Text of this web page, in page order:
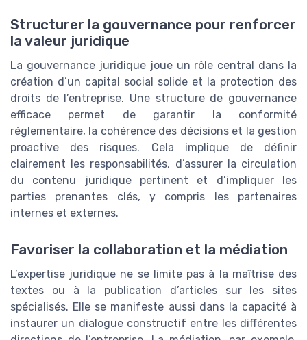
Structurer la gouvernance pour renforcer
la valeur juridique
La gouvernance juridique joue un rôle central dans la
création d’un capital social solide et la protection des
droits de l’entreprise. Une structure de gouvernance
efficace permet de garantir la conformité
réglementaire, la cohérence des décisions et la gestion
proactive des risques. Cela implique de définir
clairement les responsabilités, d’assurer la circulation
du contenu juridique pertinent et d’impliquer les
parties prenantes clés, y compris les partenaires
internes et externes.
Favoriser la collaboration et la médiation
L’expertise juridique ne se limite pas à la maîtrise des
textes ou à la publication d’articles sur les sites
spécialisés. Elle se manifeste aussi dans la capacité à
instaurer un dialogue constructif entre les différentes